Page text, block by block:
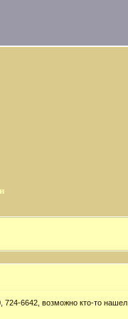
724-6642, возможно кто-то нашел